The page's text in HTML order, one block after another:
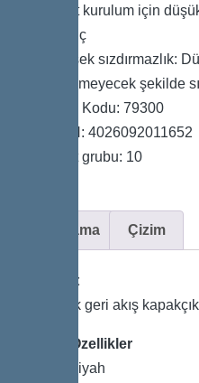
Basit kurulum için
direnç
Yüksek sızdırmazlık:
geçirmeyecek şekilde
Ürün Kodu: 79300
GTIN: 4026092011652
Fiyat grubu: 10
Açıklama Çizim
Varyant
Mekanik geri akış
Genel Özellikler
Renk: Siyah